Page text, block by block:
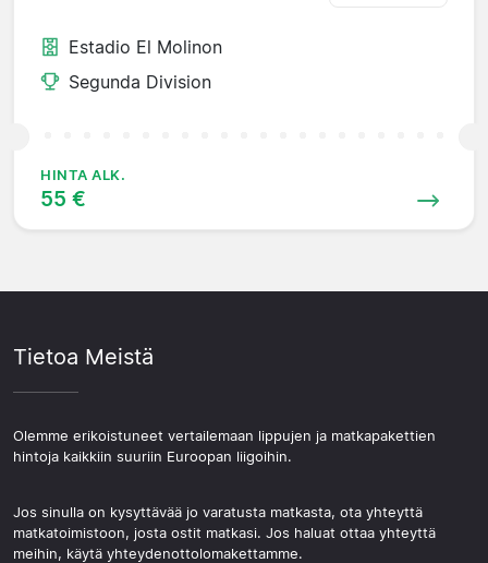
Estadio El Molinon
Segunda Division
HINTA ALK.
55 €
Tietoa Meistä
Olemme erikoistuneet vertailemaan lippujen ja matkapakettien
hintoja kaikkiin suuriin Euroopan liigoihin.
Jos sinulla on kysyttävää jo varatusta matkasta, ota yhteyttä
matkatoimistoon, josta ostit matkasi. Jos haluat ottaa yhteyttä
meihin, käytä yhteydenottolomakettamme.